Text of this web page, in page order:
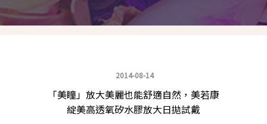
波痞愛化妝
2014-08-14
「美瞳」放大美麗也能舒適自然，美若康
綻美高透氧矽水膠放大日拋試戴